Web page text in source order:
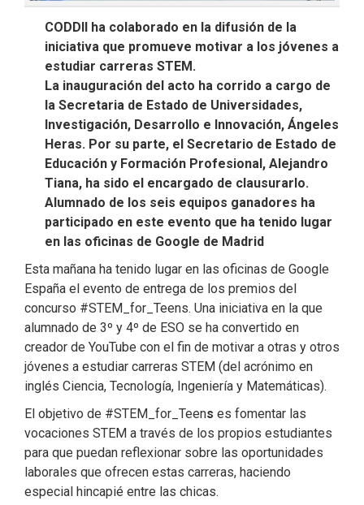
CODDII ha colaborado en la difusión de la
iniciativa que promueve motivar a los jóvenes a
estudiar carreras STEM.
La inauguración del acto ha corrido a cargo de
la Secretaria de Estado de Universidades,
Investigación, Desarrollo e Innovación, Ángeles
Heras. Por su parte, el Secretario de Estado de
Educación y Formación Profesional, Alejandro
Tiana, ha sido el encargado de clausurarlo.
Alumnado de los seis equipos ganadores ha
participado en este evento que ha tenido lugar
en las oficinas de Google de Madrid
Esta mañana ha tenido lugar en las oficinas de Google
España el evento de entrega de los premios del
concurso #STEM_for_Teens. Una iniciativa en la que
alumnado de 3º y 4º de ESO se ha convertido en
creador de YouTube con el fin de motivar a otras y otros
jóvenes a estudiar carreras STEM (del acrónimo en
inglés Ciencia, Tecnología, Ingeniería y Matemáticas).
El objetivo de #STEM_for_Teens es fomentar las
vocaciones STEM a través de los propios estudiantes
para que puedan reflexionar sobre las oportunidades
laborales que ofrecen estas carreras, haciendo
especial hincapié entre las chicas.